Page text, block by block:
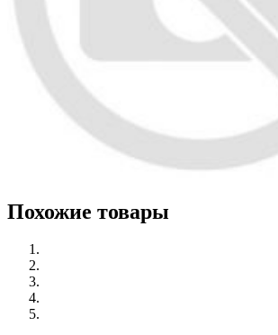
Похожие товары